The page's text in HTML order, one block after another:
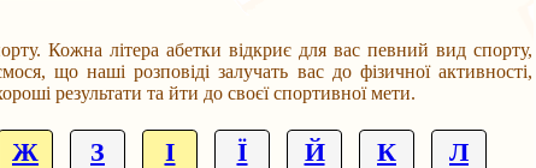
Кожна літера абетки відкриє для вас певний вид спорту,
що наші розповіді залучать вас до фізичної активності,
результати та йти до своєї спортивної мети.
Ж З І Ї Й К Л